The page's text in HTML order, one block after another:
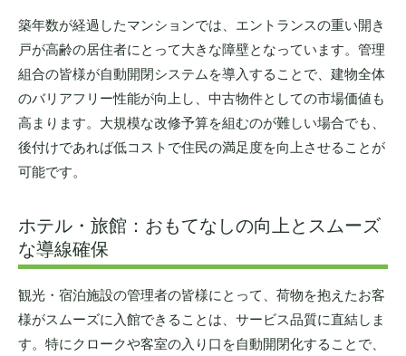
築年数が経過したマンションでは、エントランスの重い開き
戸が高齢の居住者にとって大きな障壁となっています。管理
組合の皆様が自動開閉システムを導入することで、建物全体
のバリアフリー性能が向上し、中古物件としての市場価値も
高まります。大規模な改修予算を組むのが難しい場合でも、
後付けであれば低コストで住民の満足度を向上させることが
可能です。
ホテル・旅館：おもてなしの向上とスムーズ
な導線確保
観光・宿泊施設の管理者の皆様にとって、荷物を抱えたお客
様がスムーズに入館できることは、サービス品質に直結しま
す。特にクロークや客室の入り口を自動開閉化することで、